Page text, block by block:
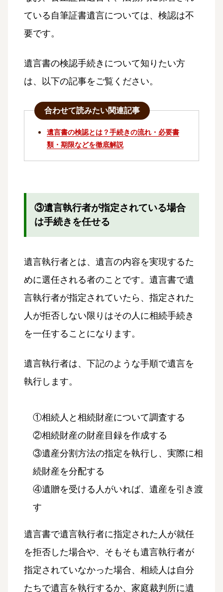
ている自筆証書遺言については、検認は不
要です。
遺言書の検認手続きについて知りたい方
は、以下の記事をご覧ください。
合わせて読みたい関連記事
遺言書の検認とは？手続きの流れ・必要書
類・期限などを徹底解説
③遺言執行者が指定されている場合
は手続きを任せる
遺言執行者とは、遺言の内容を実現するた
めに選任される者のことです。遺言書で遺
言執行者が指定されていたら、指定された
人が拒否しない限りはその人に相続手続き
を一任することになります。
遺言執行者は、下記のような手順で遺言を
執行します。
①相続人と相続財産について調査する
②相続財産の財産目録を作成する
③遺産分割方法の指定を執行し、実際に相
続財産を分配する
④遺贈を受ける人がいれば、遺産を引き渡
す
遺言書で遺言執行者に指定された人が就任
を拒否した場合や、そもそも遺言執行者が
指定されていなかった場合、相続人は自分
たちで遺言を執行するか、家庭裁判所に遺